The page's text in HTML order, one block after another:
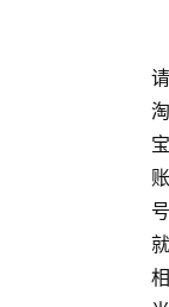
请
淘
宝
账
号
就
相